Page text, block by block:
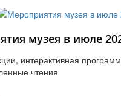
музея в июле
интерактивная
чтения